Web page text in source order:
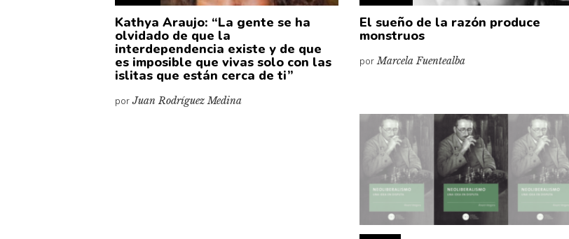
Kathya Araujo: “La gente se ha
olvidado de que la
interdependencia existe y de que
es imposible que vivas solo con las
islitas que están cerca de ti”
porJuan Rodríguez Medina
El sueño de la razón produce
monstruos
porMarcela Fuentealba